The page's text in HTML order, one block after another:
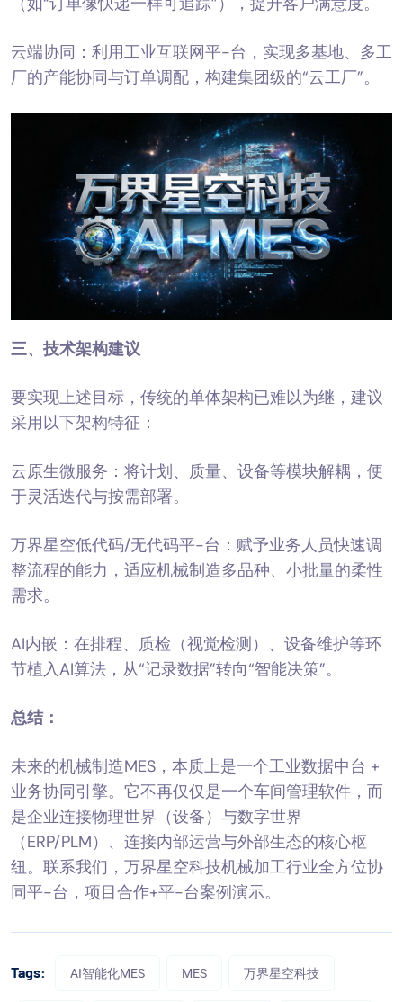
云端协同：利用工业互联网平-台，实现多基地、多工
厂的产能协同与订单调配，构建集团级的“云工厂”。
三、 技术架构建议
要实现上述目标，传统的单体架构已难以为继，建议
采用以下架构特征：
云原生微服务：将计划、质量、设备等模块解耦，便
于灵活迭代与按需部署。
万界星空低代码/无代码平-台：赋予业务人员快速调
整流程的能力，适应机械制造多品种、小批量的柔性
需求。
AI内嵌：在排程、质检（视觉检测）、设备维护等环
节植入AI算法，从“记录数据”转向“智能决策”。
总结：
未来的机械制造MES，本质上是一个工业数据中台 +
业务协同引擎。它不再仅仅是一个车间管理软件，而
是企业连接物理世界（设备）与数字世界
（ERP/PLM）、连接内部运营与外部生态的核心枢
纽。联系我们，万界星空科技机械加工行业全方位协
同平-台，项目合作+平-台案例演示。
Tags: AI智能化MES MES 万界星空科技